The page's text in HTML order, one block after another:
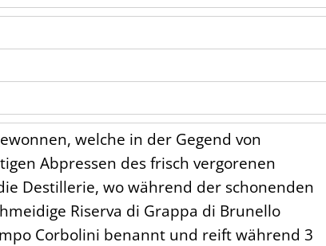
welche in der Gegend von
Abpressen des frisch vergorenen
Destillerie, wo während der schonenden
Riserva di Grappa di Brunello
Corbolini benannt und reift während 3